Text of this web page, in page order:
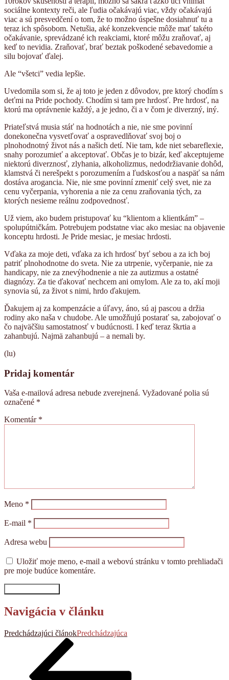
sociálne kontexty reči, ale ľudia očakávajú viac, vždy očakávajú
viac a sú presvedčení o tom, že to možno úspešne dosiahnuť tu a
teraz ich spôsobom. Netušia, aké konzekvencie môže mať takéto
očakávanie, sprevádzané ich reakciami, ktoré môžu zraňovať, aj
keď to nevidia. Zraňovať, brať beztak poškodené sebavedomie a
silu bojovať ďalej.
Ale “všetci” vedia lepšie.
Uvedomila som si, že aj toto je jeden z dôvodov, pre ktorý chodím s
deťmi na Pride pochody. Chodím si tam pre hrdosť. Pre hrdosť, na
ktorú ma oprávnenie každý, a je jedno, či a v čom je diverzný, iný.
Priateľstvá musia stáť na hodnotách a nie, nie sme povinní
donekonečna vysvetľovať a ospravedlňovať svoj boj o
plnohodnotný život nás a našich detí. Nie tam, kde niet sebareflexie,
snahy porozumieť a akceptovať. Občas je to bizár, keď akceptujeme
niektorú diverznosť, zlyhania, alkoholizmus, nedodržiavanie dohôd,
klamstvá či nerešpekt s porozumením a ľudskosťou a naspäť sa nám
dostáva arogancia. Nie, nie sme povinní zmeniť celý svet, nie za
cenu vyčerpania, vyhorenia a nie za cenu zraňovania tých, za
ktorých nesieme reálnu zodpovednosť.
Už viem, ako budem pristupovať ku “klientom a klientkám” –
spolupútničkám. Potrebujem podstatne viac ako mesiac na objavenie
konceptu hrdosti. Je Pride mesiac, je mesiac hrdosti.
Vďaka za moje deti, vďaka za ich hrdosť byť sebou a za ich boj
patriť plnohodnotne do sveta. Nie za utrpenie, vyčerpanie, nie za
handicapy, nie za znevýhodnenie a nie za autizmus a ostatné
diagnózy. Za tie ďakovať nechcem ani omylom. Ale za to, akí moji
synovia sú, za život s nimi, hrdo ďakujem.
Ďakujem aj za kompenzácie a úľavy, áno, sú aj pascou a držia
rodiny ako naša v chudobe. Ale umožňujú postarať sa, zabojovať o
čo najväčšiu samostatnosť v budúcnosti. I keď teraz škrtia a
zahanbujú. Najmä zahanbujú – a nemali by.
(lu)
Pridaj komentár
Vaša e-mailová adresa nebude zverejnená. Vyžadované polia sú
označené *
Komentár *
Meno *
E-mail *
Adresa webu
Uložiť moje meno, e-mail a webovú stránku v tomto prehliadači
pre moje budúce komentáre.
Navigácia v článku
Predchádzajúci článokPredchádzajúca